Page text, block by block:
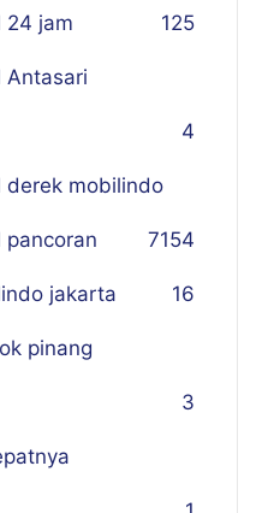
24 jam 125
Antasari
4
derek mobilindo
154
7
jakarta 16
pinang
3